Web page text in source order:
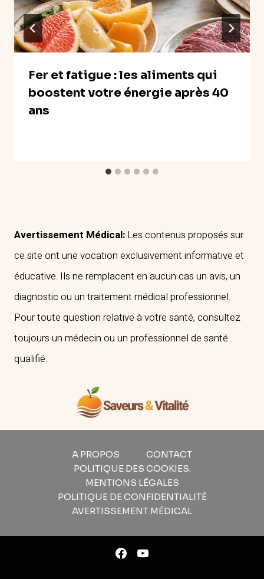
Fer et fatigue : les aliments qui
boostent votre énergie après 40
ans
Avertissement Médical: Les contenus proposés sur
ce site ont une vocation exclusivement informative et
éducative. Ils ne remplacent en aucun cas un avis, un
diagnostic ou un traitement médical professionnel.
Pour toute question relative à votre santé, consultez
toujours un médecin ou un professionnel de santé
qualifié.
A PROPOS
CONTACT
POLITIQUE DES COOKIES.
MENTIONS LÉGALES
POLITIQUE DE CONFIDENTIALITÉ
AVERTISSEMENT MÉDICAL